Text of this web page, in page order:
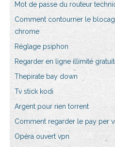
Mot de passe du routeur
Comment contourner le
chrome
Réglage psiphon
Regarder en ligne illimité
Thepirate bay down
Tv stick kodi
Argent pour rien torrent
Comment regarder le pay per
Opéra ouvert vpn